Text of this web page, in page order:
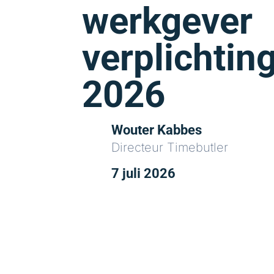
werkgever
2026
Wouter Kabbes
Directeur Timebutler
7 juli 2026